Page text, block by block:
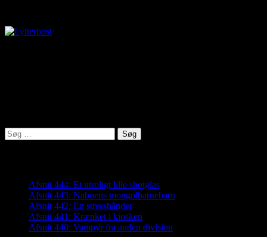
Søg
efter:
Afsnit 444: Et utroligt lille shotglas
Afsnit 443: Naboens mongolbarnebarn
Afsnit 442: En stresshånder
Afsnit 441: Krænket i kiosken
Afsnit 440: Vampyr fra anden division